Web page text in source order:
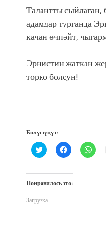
Талантты сыйлаган,
адамдар турганда
качан өчпөйт,
Эрнистин жаткан
торко болсун!
Бөлүшүңүз:
Нажмите,
чтобы
Twitter
(Открывается
в
окне)
Нажмите,
чтобы
Facebook
(Открывается
в
Понравилось это:
Загрузка...